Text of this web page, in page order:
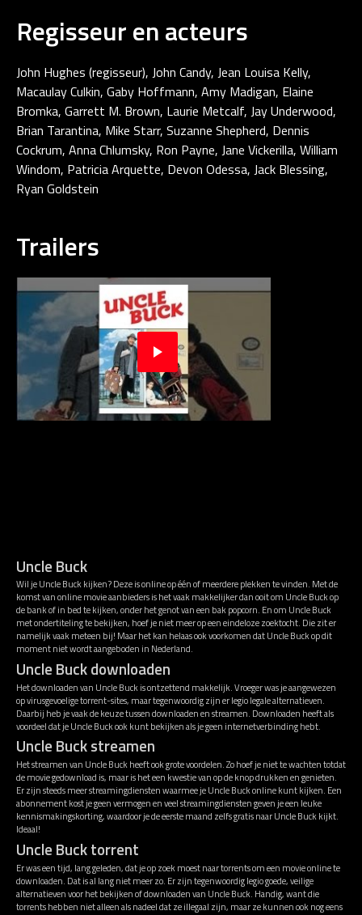
Regisseur en acteurs
John Hughes (regisseur), John Candy, Jean Louisa Kelly,
Macaulay Culkin, Gaby Hoffmann, Amy Madigan, Elaine
Bromka, Garrett M. Brown, Laurie Metcalf, Jay Underwood,
Brian Tarantina, Mike Starr, Suzanne Shepherd, Dennis
Cockrum, Anna Chlumsky, Ron Payne, Jane Vickerilla, William
Windom, Patricia Arquette, Devon Odessa, Jack Blessing,
Ryan Goldstein
Trailers
Uncle Buck
Wil je Uncle Buck kijken? Deze is online op één of meerdere plekken te vinden. Met de
komst van online movie aanbieders is het vaak makkelijker dan ooit om Uncle Buck op
de bank of in bed te kijken, onder het genot van een bak popcorn. En om Uncle Buck
met ondertiteling te bekijken, hoef je niet meer op een eindeloze zoektocht. Die zit er
namelijk vaak meteen bij! Maar het kan helaas ook voorkomen dat Uncle Buck op dit
moment niet wordt aangeboden in Nederland.
Uncle Buck downloaden
Het downloaden van Uncle Buck is ontzettend makkelijk. Vroeger was je aangewezen
op virusgevoelige torrent-sites, maar tegenwoordig zijn er legio legale alternatieven.
Daarbij heb je vaak de keuze tussen downloaden en streamen. Downloaden heeft als
voordeel dat je Uncle Buck ook kunt bekijken als je geen internetverbinding hebt.
Uncle Buck streamen
Het streamen van Uncle Buck heeft ook grote voordelen. Zo hoef je niet te wachten totdat
de movie gedownload is, maar is het een kwestie van op de knop drukken en genieten.
Er zijn steeds meer streamingdiensten waarmee je Uncle Buck online kunt kijken. Een
abonnement kost je geen vermogen en veel streamingdiensten geven je een leuke
kennismakingskorting, waardoor je de eerste maand zelfs gratis naar Uncle Buck kijkt.
Ideaal!
Uncle Buck torrent
Er was een tijd, lang geleden, dat je op zoek moest naar torrents om een movie online te
downloaden. Dat is al lang niet meer zo. Er zijn tegenwoordig legio goede, veilige
alternatieven voor het bekijken of downloaden van Uncle Buck. Handig, want die
torrents hebben niet alleen als nadeel dat ze illegaal zijn, maar ze kunnen ook nog eens